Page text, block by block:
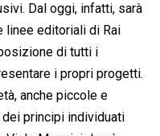
Dal oggi, infatti, sarà
linee editoriali di Rai
di tutti i
i propri progetti.
anche piccole e
principi individuati